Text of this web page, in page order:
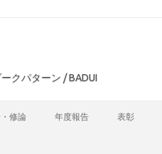
クパターン / BADUI
修論 年度報告 表彰